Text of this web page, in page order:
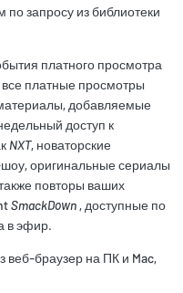
по запросу из библиотеки
платного просмотра
все платные просмотры
материалы, добавляемые
доступ к
NXT, новаторские
оригинальные сериалы
повторы ваших
SmackDown , доступные по
в эфир.
веб-браузер на ПК и Mac,